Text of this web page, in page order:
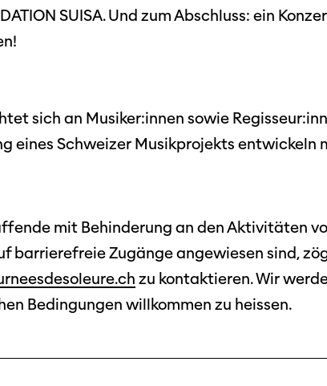
SUISA. Und zum Abschluss: ein
sich an Musiker:innen sowie
eines Schweizer Musikprojekts entwickeln
mit Behinderung an den Aktivitäten
barrierefreie Zugänge angewiesen sind,
zu kontaktieren. Wir
Bedingungen willkommen zu heissen.